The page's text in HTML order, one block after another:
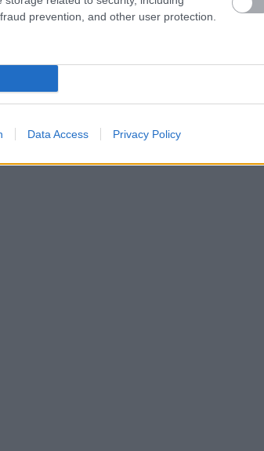
prevention, and other user protection.
Data Access Privacy Policy